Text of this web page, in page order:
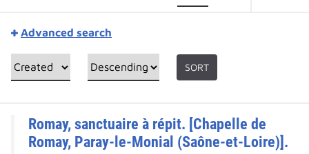
Advanced search
SORT
Romay, sanctuaire à répit. [Chapelle de
Romay, Paray-le-Monial (Saône-et-Loire)].